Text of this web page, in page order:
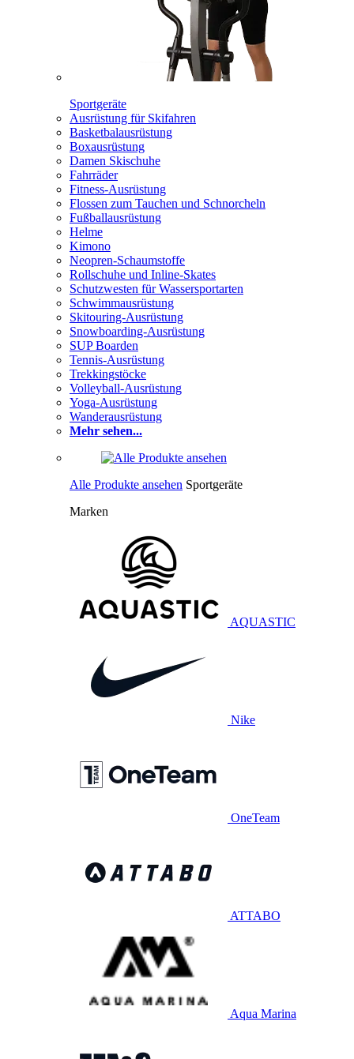
Sportgeräte
Ausrüstung für Skifahren
Basketbalausrüstung
Boxausrüstung
Damen Skischuhe
Fahrräder
Fitness-Ausrüstung
Flossen zum Tauchen und Schnorcheln
Fußballausrüstung
Helme
Kimono
Neopren-Schaumstoffe
Rollschuhe und Inline-Skates
Schutzwesten für Wassersportarten
Schwimmausrüstung
Skitouring-Ausrüstung
Snowboarding-Ausrüstung
SUP Boarden
Tennis-Ausrüstung
Trekkingstöcke
Volleyball-Ausrüstung
Yoga-Ausrüstung
Wanderausrüstung
Mehr sehen...
Alle Produkte ansehen Sportgeräte
Marken
AQUASTIC
Nike
OneTeam
ATTABO
Aqua Marina